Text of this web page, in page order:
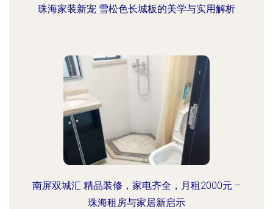
珠海家装新宠 雪松色长城板的美学与实用解析
南屏双城汇 精品装修，家电齐全，月租2000元 –
珠海租房与家居新启示